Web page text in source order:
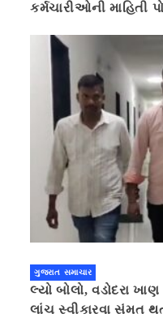
કર્મચારીઓની
ગુજરાત સમાચાર
લ્યો બોલો, વડોદરા
લાંચ સ્વીકારવા સંમત